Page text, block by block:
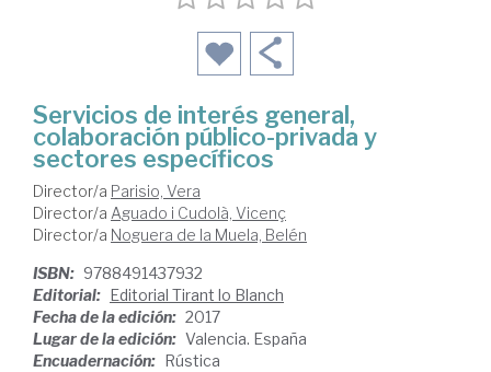
Servicios de interés general,
colaboración público-privada y
sectores específicos
Director/a Parisio, Vera
Director/a Aguado i Cudolà, Vicenç
Director/a Noguera de la Muela, Belén
ISBN: 9788491437932
Editorial:
Editorial Tirant lo Blanch
Fecha de la edición: 2017
Lugar de la edición: Valencia. España
Encuadernación:
Rústica